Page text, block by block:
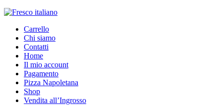
Carrello
Chi siamo
Contatti
Home
Il mio account
Pagamento
Pizza Napoletana
Shop
Vendita all’Ingrosso